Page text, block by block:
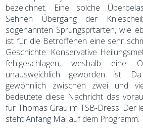
bezeichnet. Eine solche
Sehnen Übergang der
sogenannten Sprungsprtarten, wie
ist für die Betroffenen eine sehr
Geschichte. Konservative
fehlgeschlagen, weshalb eine
unausweichlich geworden ist.
gewöhnlich zwischen zwei und
bedeutete diese Nachricht das
für Thomas Grau im TSB-Dress. Der
steht Anfang Mai auf dem Programm.